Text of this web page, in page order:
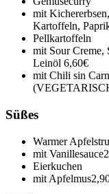
mit
Kartoffeln,
Pellkartoffeln
mit Sour Creme,
Leinöl 6,60€
mit Chili sin
Süßes
Warmer
mit Vanillesauce
Eierkuchen
mit Apfelmus